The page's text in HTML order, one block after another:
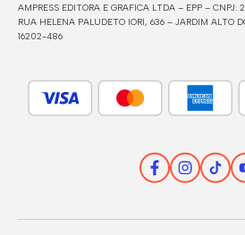
AMPRESS EDITORA E GRAFICA LTDA – EPP –
RUA HELENA PALUDETO IORI, 636 – JARDIM ALTO
16202-486